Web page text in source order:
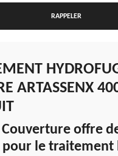
ARTASSENX
Couverture offre
pour le traitement